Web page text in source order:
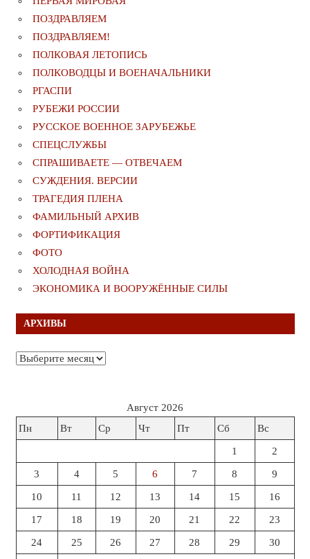
ПОЗДРАВЛЯЕМ
ПОЗДРАВЛЯЕМ!
ПОЛКОВАЯ ЛЕТОПИСЬ
ПОЛКОВОДЦЫ И ВОЕНАЧАЛЬНИКИ
РГАСПИ
РУБЕЖИ РОССИИ
РУССКОЕ ВОЕННОЕ ЗАРУБЕЖЬЕ
СПЕЦСЛУЖБЫ
СПРАШИВАЕТЕ — ОТВЕЧАЕМ
СУЖДЕНИЯ. ВЕРСИИ
ТРАГЕДИЯ ПЛЕНА
ФАМИЛЬНЫЙ АРХИВ
ФОРТИФИКАЦИЯ
ФОТО
ХОЛОДНАЯ ВОЙНА
ЭКОНОМИКА И ВООРУЖЁННЫЕ СИЛЫ
АРХИВЫ
Архивы
Август 2026
Пн
Вт Ср Чт Пт Сб Вс
1 2
3 4 5 6 7 8 9
10 11 12 13 14 15 16
17 18 19 20 21 22 23
24 25 26 27 28 29 30